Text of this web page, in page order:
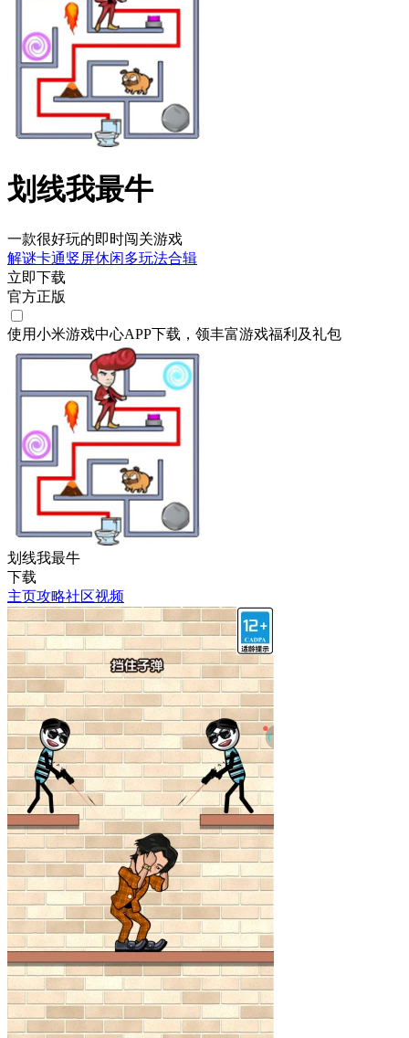
划线我最牛
一款很好玩的即时闯关游戏
解谜卡通竖屏休闲多玩法合辑
立即下载
官方正版
使用小米游戏中心APP下载 ，领丰富游戏福利 及礼包
划线我最牛
下载
主页攻略社区视频